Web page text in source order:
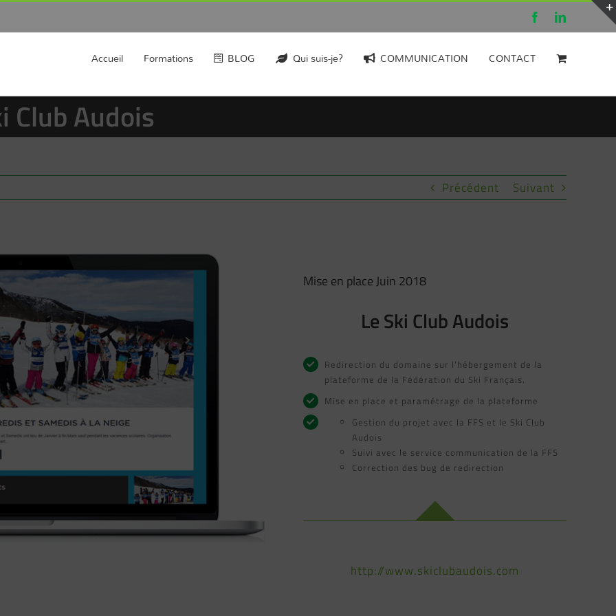
FacebookLinkedIn
Accueil Formations BLOG Qui suis-je? COMMUNICATION CONTACT
Club Audois
Précédent Suivant
Mise en place Juin 2018
Le Ski Club Audois
Redirection du domaine sur l’hébergement de la
plateforme de la Fédération du Ski Français.
Mise en place et paramétrage de la plateforme
Gestion du projet avec la FFS et le Ski Club
Audois
Suivi avec le service communication de la FFS
Correction des bug de redirection
http://www.skiclubaudois.com